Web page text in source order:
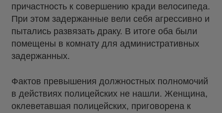
причастность к совершению кради велосипеда.
При этом задержанные вели себя агрессивно и
пытались развязать драку. В итоге оба были
помещены в комнату для административных
задержанных.
Фактов превышения должностных полномочий
в действиях полицейских не нашли. Женщина,
оклеветавшая полицейских, приговорена к